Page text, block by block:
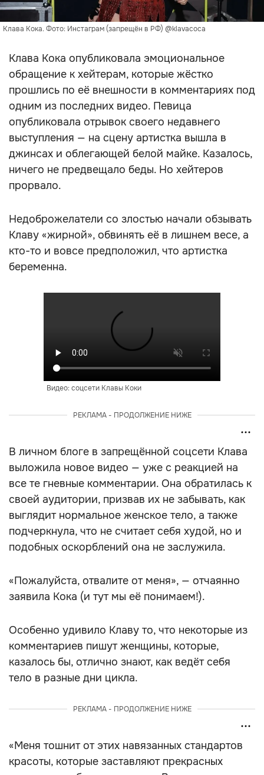
Клава Кока. Фото: Инстаграм (запрещён в РФ) @klavacoca
Клава Кока опубликовала эмоциональное
обращение к хейтерам, которые жёстко
прошлись по её внешности в комментариях под
одним из последних видео. Певица
опубликовала отрывок своего недавнего
выступления — на сцену артистка вышла в
джинсах и облегающей белой майке. Казалось,
ничего не предвещало беды. Но хейтеров
прорвало.
Недоброжелатели со злостью начали обзывать
Клаву «жирной», обвинять её в лишнем весе, а
кто-то и вовсе предположил, что артистка
беременна.
Видео: соцсети Клавы Коки
РЕКЛАМА - ПРОДОЛЖЕНИЕ НИЖЕ
В личном блоге в запрещённой соцсети Клава
выложила новое видео — уже с реакцией на
все те гневные комментарии. Она обратилась к
своей аудитории, призвав их не забывать, как
выглядит нормальное женское тело, а также
подчеркнула, что не считает себя худой, но и
подобных оскорблений она не заслужила.
«Пожалуйста, отвалите от меня», — отчаянно
заявила Кока (и тут мы её понимаем!).
Особенно удивило Клаву то, что некоторые из
комментариев пишут женщины, которые,
казалось бы, отлично знают, как ведёт себя
тело в разные дни цикла.
РЕКЛАМА - ПРОДОЛЖЕНИЕ НИЖЕ
«Меня тошнит от этих навязанных стандартов
красоты, которые заставляют прекрасных